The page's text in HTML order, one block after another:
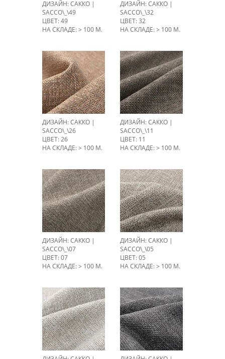
ДИЗАЙН: САККО |
SACCO\_\49
ЦВЕТ: 49
НА СКЛАДЕ: > 100 М.
ДИЗАЙН: САККО |
SACCO\_\32
ЦВЕТ: 32
НА СКЛАДЕ: > 100 М.
ДИЗАЙН: САККО |
SACCO\_\26
ЦВЕТ: 26
НА СКЛАДЕ: > 100 М.
ДИЗАЙН: САККО |
SACCO\_\11
ЦВЕТ: 11
НА СКЛАДЕ: > 100 М.
ДИЗАЙН: САККО |
SACCO\_\07
ЦВЕТ: 07
НА СКЛАДЕ: > 100 М.
ДИЗАЙН: САККО |
SACCO\_\05
ЦВЕТ: 05
НА СКЛАДЕ: > 100 М.